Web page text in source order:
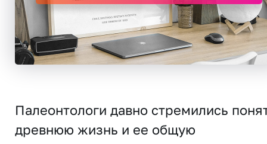
Палеонтологи давно стремились
древнюю жизнь и ее общую